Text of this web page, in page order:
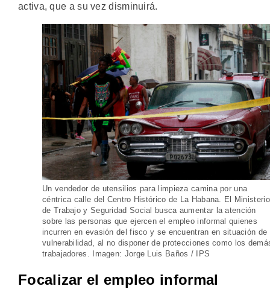
activa, que a su vez disminuirá.
Un vendedor de utensilios para limpieza camina por una
céntrica calle del Centro Histórico de La Habana. El Ministerio
de Trabajo y Seguridad Social busca aumentar la atención
sobre las personas que ejercen el empleo informal quienes
incurren en evasión del fisco y se encuentran en situación de
vulnerabilidad, al no disponer de protecciones como los
trabajadores. Imagen: Jorge Luis Baños / IPS
Focalizar el empleo informal